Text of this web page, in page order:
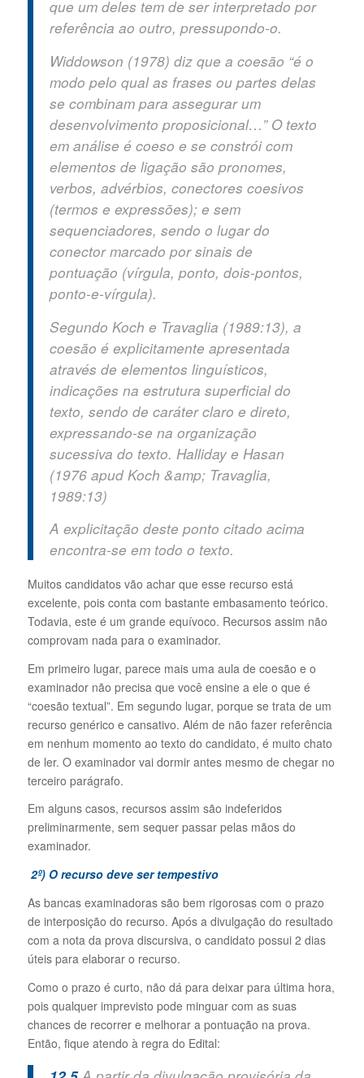
que um deles tem de ser interpretado por
referência ao outro, pressupondo-o.
Widdowson (1978) diz que a coesão “é o
modo pelo qual as frases ou partes delas
se combinam para assegurar um
desenvolvimento proposicional…” O texto
em análise é coeso e se constrói com
elementos de ligação são pronomes,
verbos, advérbios, conectores coesivos
(termos e expressões); e sem
sequenciadores, sendo o lugar do
conector marcado por sinais de
pontuação (vírgula, ponto, dois-pontos,
ponto-e-vírgula).
Segundo Koch e Travaglia (1989:13), a
coesão é explicitamente apresentada
através de elementos linguísticos,
indicações na estrutura superficial do
texto, sendo de caráter claro e direto,
expressando-se na organização
sucessiva do texto. Halliday e Hasan
(1976 apud Koch &amp; Travaglia,
1989:13)
A explicitação deste ponto citado acima
encontra-se em todo o texto.
Muitos candidatos vão achar que esse recurso está
excelente, pois conta com bastante embasamento teórico.
Todavia, este é um grande equívoco. Recursos assim não
comprovam nada para o examinador.
Em primeiro lugar, parece mais uma aula de coesão e o
examinador não precisa que você ensine a ele o que é
“coesão textual”. Em segundo lugar, porque se trata de um
recurso genérico e cansativo. Além de não fazer referência
em nenhum momento ao texto do candidato, é muito chato
de ler. O examinador vai dormir antes mesmo de chegar no
terceiro parágrafo.
Em alguns casos, recursos assim são indeferidos
preliminarmente, sem sequer passar pelas mãos do
examinador.
2º) O recurso deve ser tempestivo
As bancas examinadoras são bem rigorosas com o prazo
de interposição do recurso. Após a divulgação do resultado
com a nota da prova discursiva, o candidato possui 2 dias
úteis para elaborar o recurso.
Como o prazo é curto, não dá para deixar para última hora,
pois qualquer imprevisto pode minguar com as suas
chances de recorrer e melhorar a pontuação na prova.
Então, fique atendo à regra do Edital: